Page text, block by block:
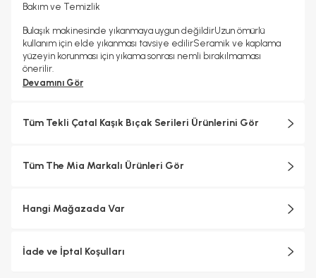
Bakım ve Temizlik
Bulaşık makinesinde yıkanmaya uygun değildirUzun ömürlü
kullanım için elde yıkanması tavsiye edilirSeramik ve kaplama
yüzeyin korunması için yıkama sonrası nemli bırakılmaması
önerilir.
Devamını Gör
Tüm Tekli Çatal Kaşık Bıçak Serileri Ürünlerini Gör
Tüm The Mia Markalı Ürünleri Gör
Hangi Mağazada Var
İade ve İptal Koşulları